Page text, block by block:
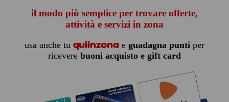
il modo più semplice per trovare offerte,
attività e servizi in zona
usa anche tu quiinzona e guadagna puntiper
ricevere buoni acquisto e gift card